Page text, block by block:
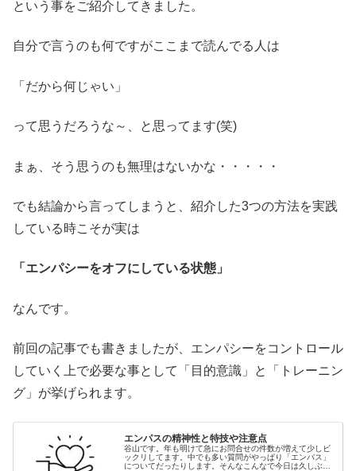
という事をご紹介してきました。
自分で言うのも何ですがここまで読んでる人は
「だから何じゃい」
って思うだろうな～、と思ってます(笑)
まぁ、そう思うのも無理はないかな・・・・・
でも結論から言ってしまうと、紹介した3つの方法を実践
している時こそが実は
「エンパシーをオフにしている状態」
なんです。
前回の記事でも書きましたが、エンパシーをコントロール
していく上で必要な事として「目的意識」と「トレーニン
グ」が挙げられます。
エンパスの精神性と特技や注意点
谷山です。年も明けて急にお問合せの件数が増えて少しビ
ックリしてます。中でも多い質問がやっぱり「エンパス」
についてだったりします。そんなこんなで今日は久しぶり